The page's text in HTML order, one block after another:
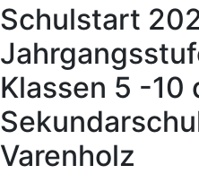
Paderborner
Osterlauf“
Schulstart
Klassen 5 -10
Varenholz